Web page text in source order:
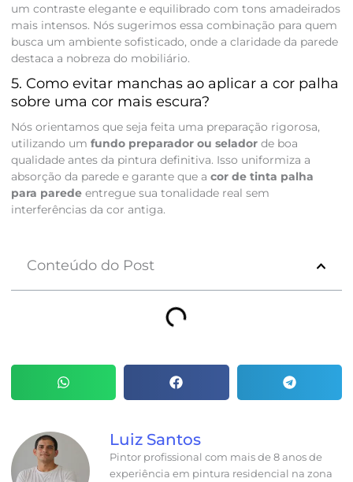
um contraste elegante e equilibrado com tons amadeirados
mais intensos. Nós sugerimos essa combinação para quem
busca um ambiente sofisticado, onde a claridade da parede
destaca a nobreza do mobiliário.
5. Como evitar manchas ao aplicar a cor palha
sobre uma cor mais escura?
Nós orientamos que seja feita uma preparação rigorosa,
utilizando um fundo preparador ou seladorde boa
qualidade antes da pintura definitiva. Isso uniformiza a
absorção da parede e garante que a cor de tinta palha
para paredeentregue sua tonalidade real sem
interferências da cor antiga.
Conteúdo do Post
Luiz Santos
Pintor profissional com mais de 8 anos de
experiência em pintura residencial na zona